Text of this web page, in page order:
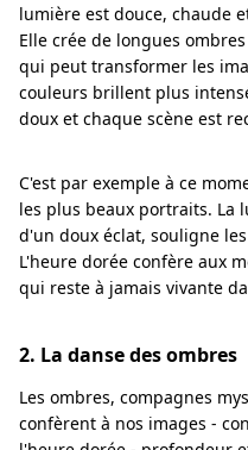
lumière est douce, chaude
Elle crée de longues
qui peut transformer les
couleurs brillent plus
doux et chaque scène est
C'est par exemple à ce
les plus beaux portraits. La
d'un doux éclat, souligne
L'heure dorée confère aux
qui reste à jamais vivante
2. La danse des ombres
Les ombres, compagnes
confèrent à nos images -